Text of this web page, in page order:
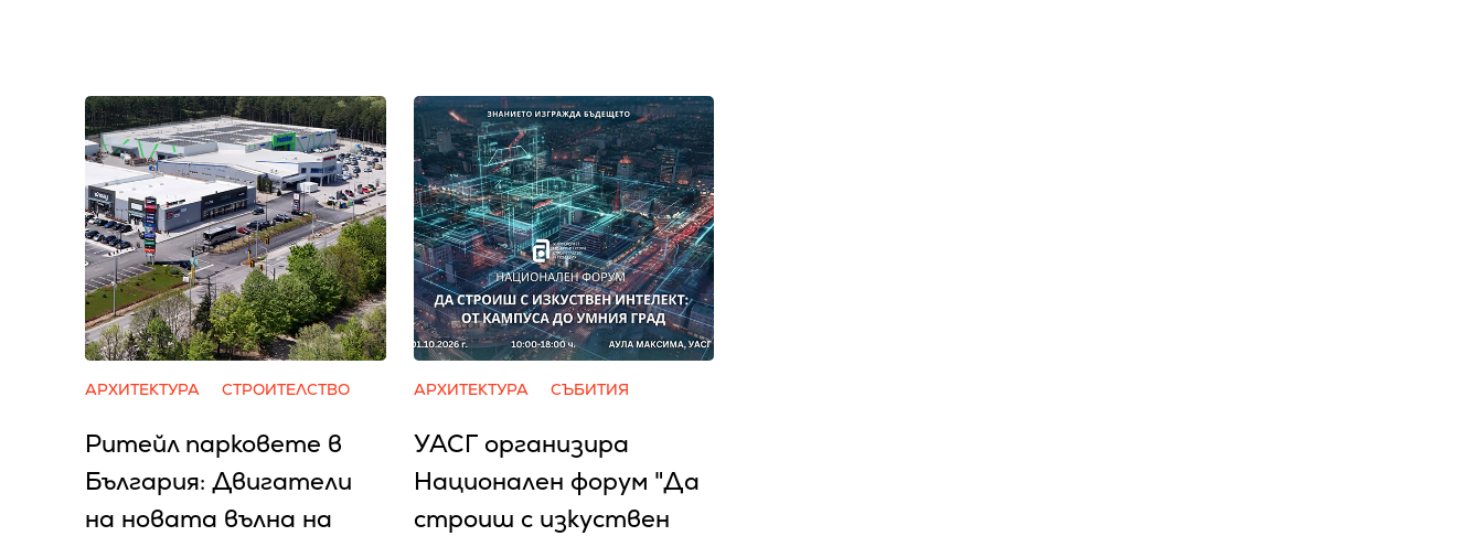
АРХИТЕКТУРА СТРОИТЕЛСТВО
Ритейл парковете в
България: Двигатели
на новата вълна на
АРХИТЕКТУРА СЪБИТИЯ
УАСГ организира
Национален форум "Да
строиш с изкуствен